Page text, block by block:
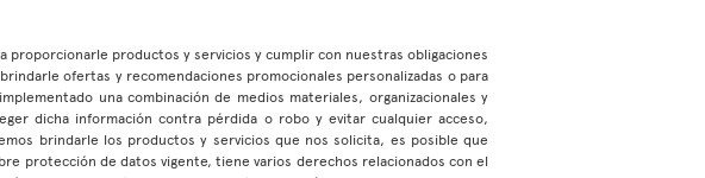
proporcionarle productos y servicios y cumplir con nuestras obligaciones
ofertas y recomendaciones promocionales personalizadas o para
una combinación de medios materiales, organizacionales y
dicha información contra pérdida o robo y evitar cualquier acceso,
brindarle los productos y servicios que nos solicita, es posible que
protección de datos vigente, tiene varios derechos relacionados con el